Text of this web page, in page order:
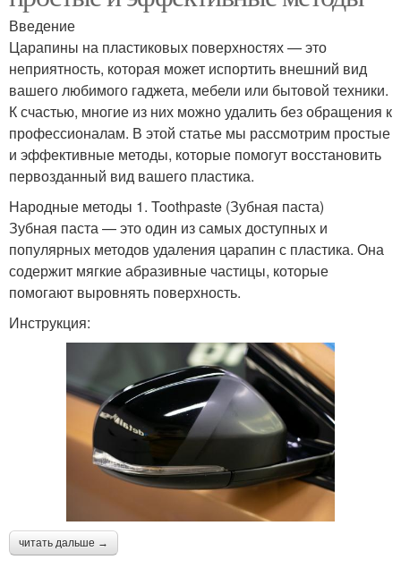
Введение
Царапины на пластиковых поверхностях — это
неприятность, которая может испортить внешний вид
вашего любимого гаджета, мебели или бытовой техники.
К счастью, многие из них можно удалить без обращения к
профессионалам. В этой статье мы рассмотрим простые
и эффективные методы, которые помогут восстановить
первозданный вид вашего пластика.
Народные методы 1. Toothpaste (Зубная паста)
Зубная паста — это один из самых доступных и
популярных методов удаления царапин с пластика. Она
содержит мягкие абразивные частицы, которые
помогают выровнять поверхность.
Инструкция:
читать дальше →